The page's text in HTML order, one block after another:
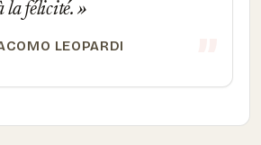
la félicité.
LEOPARDI